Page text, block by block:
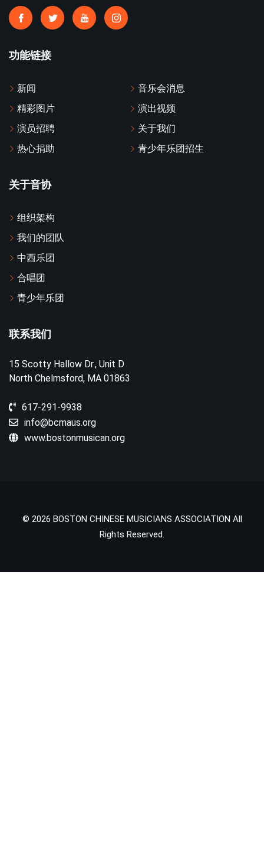
功能链接
新闻
音乐会消息
精彩图片
演出视频
演员招聘
关于我们
热心捐助
青少年乐团招生
关于音协
组织架构
我们的团队
中西乐团
合唱团
青少年乐团
联系我们
15 Scotty Hallow Dr., Unit D
North Chelmsford, MA 01863
617-291-9938
info@bcmaus.org
www.bostonmusican.org
© 2026 BOSTON CHINESE MUSICIANS ASSOCIATION All
Rights Reserved.